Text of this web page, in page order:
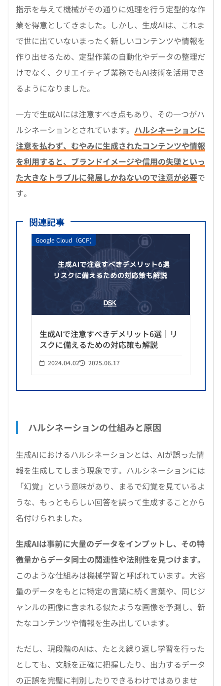
指示を与えて機械がその通りに処理を行う定型的な作
業を得意としてきました。しかし、生成AIは、これま
で世に出ていないまったく新しいコンテンツや情報を
作り出せるため、定型作業の自動化やデータの整理だ
けでなく、クリエイティブ業務でもAI技術を活用でき
るようになりました。
一方で生成AIには注意すべき点もあり、その一つがハ
ルシネーションとされています。 ハルシネーションに
注意を払わず、むやみに生成されたコンテンツや情報
を利用すると、ブランドイメージや信用の失墜といっ
た大きなトラブルに発展しかねないので注意が必要で
す。
関連記事
Google Cloud（GCP)
生成AIで注意すべきデメリット6選｜リ
スクに備えるための対応策も解説
2024.04.02 2025.06.17
ハルシネーションの仕組みと原因
生成AIにおけるハルシネーションとは、AIが誤った情
報を生成してしまう現象です。ハルシネーションには
「幻覚」という意味があり、まるで幻覚を見ているよ
うな、もっともらしい回答を誤って生成することから
名付けられました。
生成AIは事前に大量のデータをインプットし、その特
徴量からデータ同士の関連性や法則性を見つけます。
このような仕組みは機械学習と呼ばれています。大容
量のデータをもとに特定の言葉に続く言葉や、同じジ
ャンルの画像に含まれる似たような画像を予測し、新
たなコンテンツや情報を生み出しています。
ただし、現段階のAIは、たとえ繰り返し学習を行った
としても、文脈を正確に把握したり、出力するデータ
の正誤を完璧に判別したりできるわけではありませ